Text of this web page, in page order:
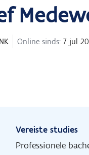
Online sinds: 7 jul
Vereiste studies
Professionele